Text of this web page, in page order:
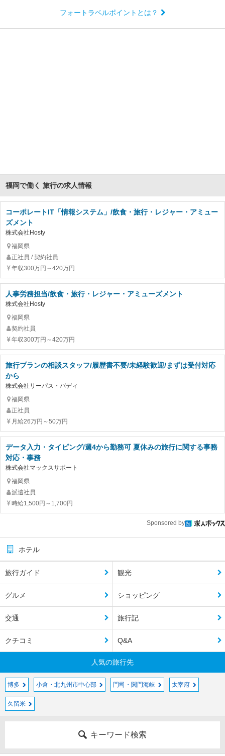
フォートラベルポイントとは？
福岡で働く 旅行の求人情報
コーポレートIT「情報システム」/飲食・旅行・レジャー・アミュー
ズメント
株式会社Hosty
福岡県
正社員 / 契約社員
年収300万円～420万円
人事労務担当/飲食・旅行・レジャー・アミューズメント
株式会社Hosty
福岡県
契約社員
年収300万円～420万円
旅行プランの相談スタッフ/履歴書不要/未経験歓迎/まずは受付対応
から
株式会社リーパス・バディ
福岡県
正社員
月給26万円～50万円
データ入力・タイピング/週4から勤務可 夏休みの旅行に関する事務
対応・事務
株式会社マックスサポート
福岡県
派遣社員
時給1,500円～1,700円
Sponsored by
ホテル
旅行ガイド 観光
グルメ ショッピング
交通 旅行記
クチコミ Q&A
人気の旅行先
博多 小倉・北九州市中心部 門司・関門海峡 太宰府
久留米
キーワード検索